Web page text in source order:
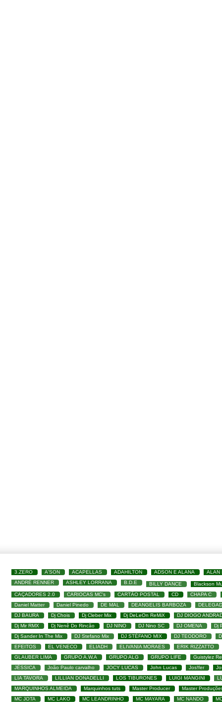
3.ZERO A'SON ACAPELLAS ADAHILTON ADSON E ALANA
ALAN
ANDRÉ RENNER
ASHLEY LORRANA B.D.E BILLY DANCE
Blackson
CAÇADORES 2.0
CARIOCAS MC's CARTÃO POSTAL CD
CHAPA C
Daniel Matter
Daniel Pinedo DE MAL DEANGELIS BARBOZA
DJ BAURA
Dj Chois Dj Cleber Mix Dj DeLeOn ReMiX
DJ DIOGO
Dj Mir RMX
Dj Nenê Do Rincão DJ NINO DJ Nino SC DJ OMENA
Dj
Dj Sander In The Mix
DJ Stefano Mix DJ STÉFANO MIX DJ TEODORO
EFEITOS
EL VENECO ELIADH ELIVANIA MORAES
ERIK RIZZATTO
GLAUBER LIMA
GRUPO A.W.A GRUPO ALG GRUPO LIFE
Guistylez
JÉSSICA
João Paulo carvalho JOCY LUCAS John Lucas Jos!fer
LIA TAVORA
LILLIAN DONADELLI LOS TIBURONES LUIGI MANGINI
MARQUINHOS ALMEIDA
Marquinhos tuts Master Producer
Master
MC JOTA
MC LAKO MC LEANDRINHO MC MAYARA MC NANDO